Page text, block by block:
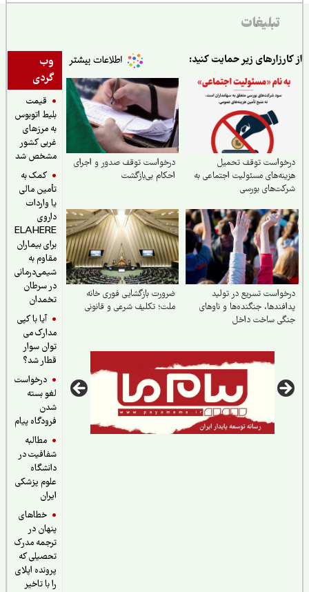
تبلیغات
وب
گردی
قیمت
بلیط اتوبوس
به مرزهای
غربی کشور
مشخص شد
کمک به
تأمین مالی
یا واردات
داروی
ELAHERE
برای بیماران
مقاوم به
شیمی‌درمانی
در سرطان
تخمدان
آیا با کپی
مدارک می
توان سوار
قطار شد؟
درخواست
لغو بسته
فرودگاه پیام
مطالبه
شفافیت در
دانشگاه
علوم پزشکی
خطاهای
پنهان در
ترجمه مدرک
تحصیلی که
پرونده اپلای
را با تاخیر
زیر حمایت کنید:
توقف تحمیل
مسئولیت اجتماعی به
بورسی
درخواست توقف صدور و اجرای
احکام بی‌بازگشت
تسریع در تولید
جنگنده‌ها و ناوهای
ساخت داخل
ضرورت بازگشایی فوری خانه
ملت؛ تکلیف شرعی و قانونی